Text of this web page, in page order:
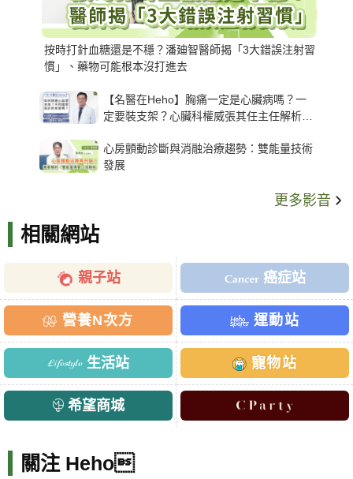
按時打針血糖還是不穩？潘廸智醫師揭「3大錯誤注射習
慣」、藥物可能根本沒打進去
【名醫在Heho】胸痛一定是心臟病嗎？一
定要裝支架？心臟科權威張其任主任解析支
心房顫動診斷與消融治療趨勢：雙能量技術
發展
更多影音
相關網站
親子站 癌症站
營養N次方 運動站
生活站 寵物站
希望商城
關注 Heho